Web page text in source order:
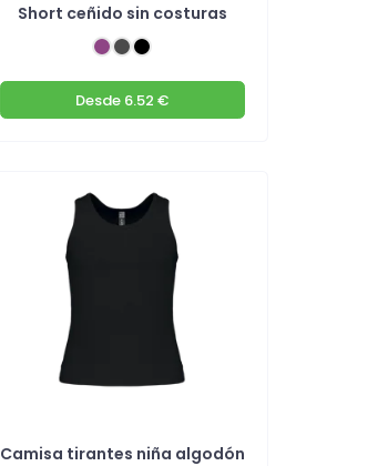
Short ceñido sin costuras
Desde 6.52 €
Camisa tirantes niña algodón